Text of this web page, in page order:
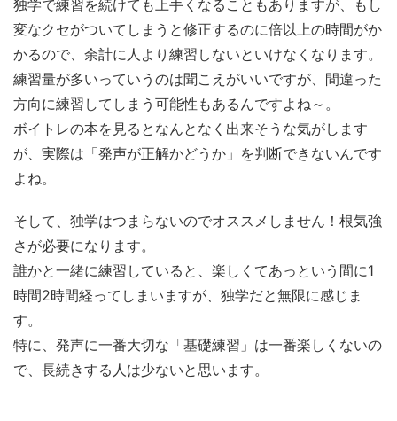
独学で練習を続けても上手くなることもありますが、もし
変なクセがついてしまうと修正するのに倍以上の時間がか
かるので、余計に人より練習しないといけなくなります。
練習量が多いっていうのは聞こえがいいですが、間違った
方向に練習してしまう可能性もあるんですよね～。
ボイトレの本を見るとなんとなく出来そうな気がします
が、実際は「発声が正解かどうか」を判断できないんです
よね。
そして、独学はつまらないのでオススメしません！根気強
さが必要になります。
誰かと一緒に練習していると、楽しくてあっという間に1
時間2時間経ってしまいますが、独学だと無限に感じま
す。
特に、発声に一番大切な「基礎練習」は一番楽しくないの
で、長続きする人は少ないと思います。